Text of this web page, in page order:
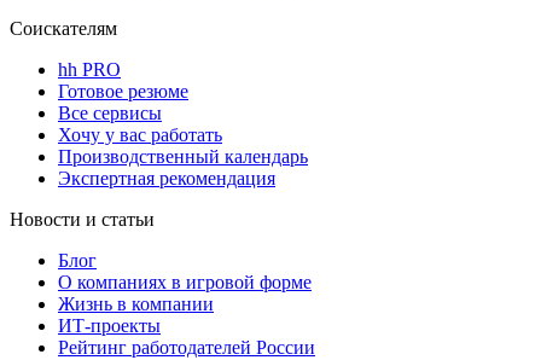
Соискателям
hh PRO
Готовое резюме
Все сервисы
Хочу у вас работать
Производственный календарь
Экспертная рекомендация
Новости и статьи
Блог
О компаниях в игровой форме
Жизнь в компании
ИТ-проекты
Рейтинг работодателей России